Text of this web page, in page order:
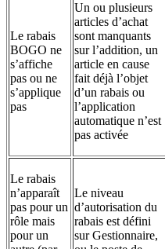
Le rabais
BOGO ne
s’affiche
pas ou ne
s’applique
pas
Un ou plusieurs
articles d’achat
sont manquants
sur l’addition, un
article en cause
fait déjà l’objet
d’un rabais ou
l’application
automatique n’est
pas activée
Le rabais
n’apparaît
pas pour un
rôle mais
pour un
Le niveau
d’autorisation du
rabais est défini
sur Gestionnaire,